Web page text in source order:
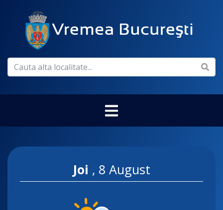
Joi , 8 August